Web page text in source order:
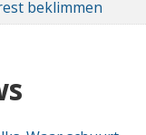
beklimmen